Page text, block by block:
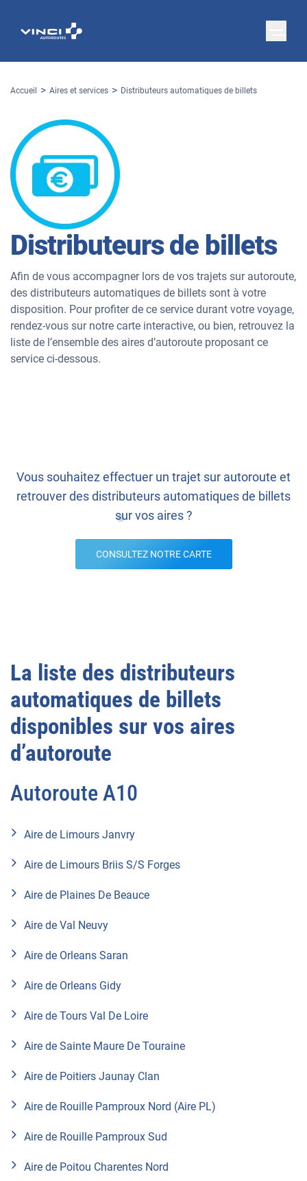
Accueil Aires et services Distributeurs automatiques de billets
Distributeurs de billets
Afin de vous accompagner lors de vos trajets sur autoroute,
des distributeurs automatiques de billets sont à votre
disposition. Pour profiter de ce service durant votre voyage,
rendez-vous sur notre carte interactive, ou bien, retrouvez la
liste de l’ensemble des aires d’autoroute proposant ce
service ci-dessous.
Vous souhaitez effectuer un trajet sur autoroute et
retrouver des distributeurs automatiques de billets
sur vos aires ?
CONSULTEZ NOTRE CARTE
La liste des distributeurs
automatiques de billets
disponibles sur vos aires
d’autoroute
Autoroute A10
Aire de Limours Janvry
Aire de Limours Briis S/S Forges
Aire de Plaines De Beauce
Aire de Val Neuvy
Aire de Orleans Saran
Aire de Orleans Gidy
Aire de Tours Val De Loire
Aire de Sainte Maure De Touraine
Aire de Poitiers Jaunay Clan
Aire de Rouille Pamproux Nord (Aire PL)
Aire de Rouille Pamproux Sud
Aire de Poitou Charentes Nord